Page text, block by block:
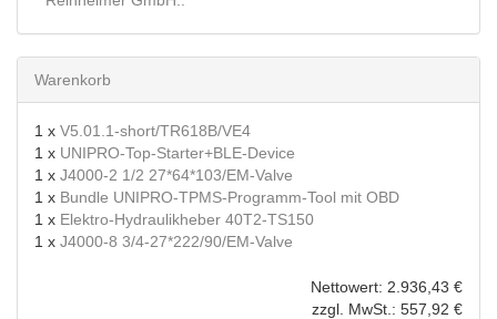
Warenkorb
1 x V5.01.1-short/TR618B/VE4
1 x UNIPRO-Top-Starter+BLE-Device
1 x J4000-2 1/2 27*64*103/EM-Valve
1 x Bundle UNIPRO-TPMS-Programm-Tool mit OBD
1 x Elektro-Hydraulikheber 40T2-TS150
1 x J4000-8 3/4-27*222/90/EM-Valve
Nettowert: 2.936,43 €
zzgl. MwSt.: 557,92 €